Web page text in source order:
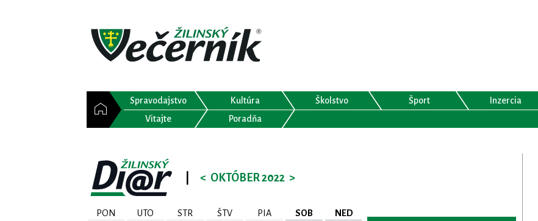
Spravodajstvo Kultúra Školstvo Šport Inzercia
Vitajte
Poradňa
< OKTÓBER 2022 >
PON UTO STR ŠTV PIA SOB NED